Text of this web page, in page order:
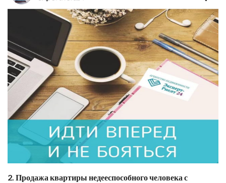
2. Продажа квартиры недееспособного человека с